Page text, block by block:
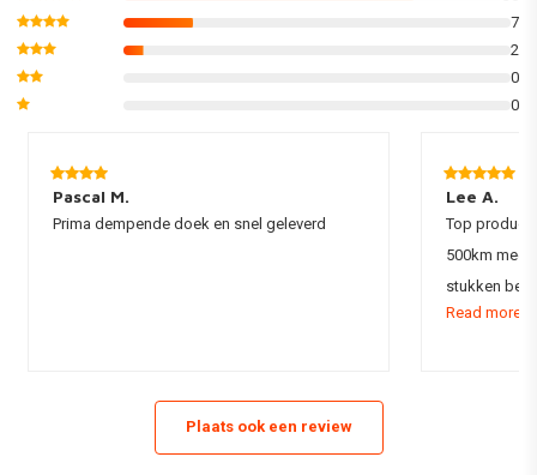
7
2
0
0
Pascal M.
Prima dempende doek en snel geleverd
Lee A.
Top product
500km mee
stukken
te vervangen!
Read more...
Plaats ook een review